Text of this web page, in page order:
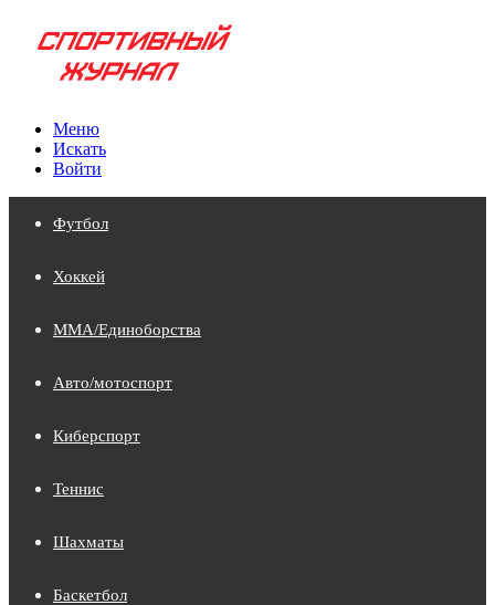
Меню
Искать
Войти
Футбол
Хоккей
MMA/Единоборства
Авто/мотоспорт
Киберспорт
Теннис
Шахматы
Баскетбол